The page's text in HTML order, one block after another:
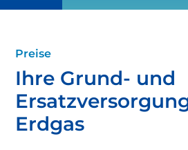
Preise
Ihre Grund- und
Erdgas